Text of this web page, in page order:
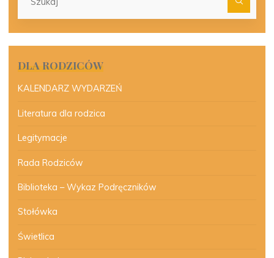
DLA RODZICÓW
KALENDARZ WYDARZEŃ
Literatura dla rodzica
Legitymacje
Rada Rodziców
Biblioteka – Wykaz Podręczników
Stołówka
Świetlica